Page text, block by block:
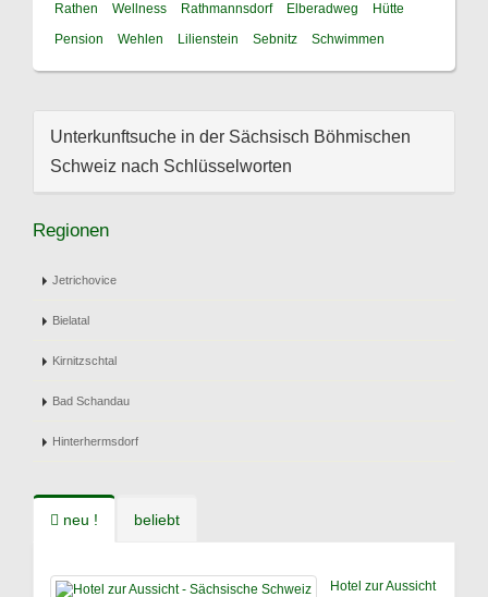
Rathen Wellness Rathmannsdorf Elberadweg
Hütte
Pension
Wehlen Lilienstein Sebnitz Schwimmen
Unterkunftsuche in der Sächsisch Böhmischen
Schweiz nach Schlüsselworten
Regionen
Jetrichovice
Bielatal
Kirnitzschtal
Bad Schandau
Hinterhermsdorf
neu ! beliebt
Hotel zur Aussicht